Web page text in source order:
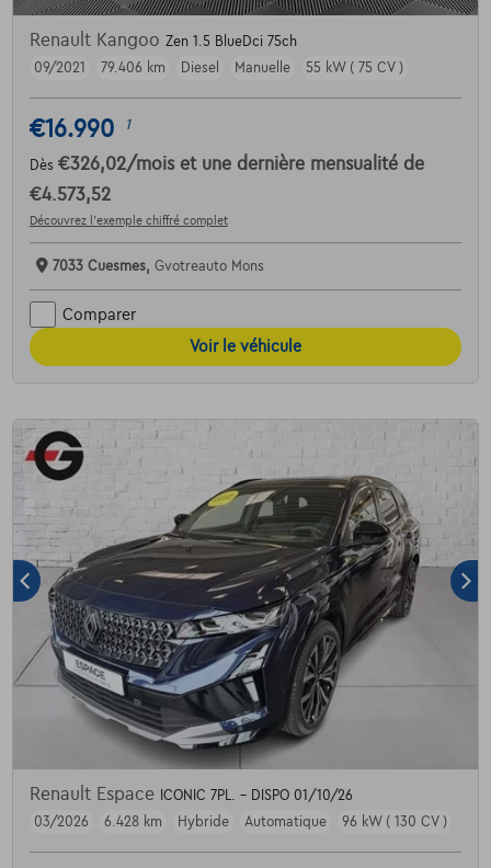
Renault Kangoo Zen 1.5 BlueDci 75ch
09/2021
79.406 km Diesel Manuelle 55 kW ( 75 CV )
€16.990 1
Dès €326,02/mois et une dernière mensualité de
€4.573,52
Découvrez l’exemple chiffré complet
7033 Cuesmes, Gvotreauto Mons
Comparer
Voir le véhicule
Renault Espace
ICONIC 7PL. - DISPO 01/10/26
03/2026
6.428 km Hybride Automatique 96 kW ( 130 CV )